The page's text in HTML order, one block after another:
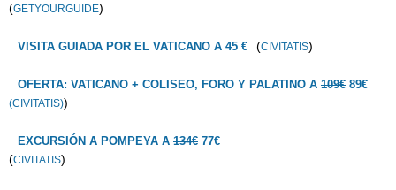
(GETYOURGUIDE)
VISITA GUIADA POR EL VATICANO A 45 € (CIVITATIS)
OFERTA: VATICANO + COLISEO, FORO Y PALATINO A 109€ 89€
(CIVITATIS))
EXCURSIÓN A POMPEYA A 134€ 77€
(CIVITATIS)